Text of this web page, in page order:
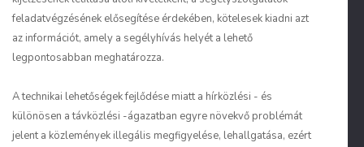
feladatvégzésének elősegítése érdekében, kötelesek kiadni azt
az információt, amely a segélyhívás helyét a lehető
legpontosabban meghatározza.
A technikai lehetőségek fejlődése miatt a hírközlési - és
különösen a távközlési -ágazatban egyre növekvő problémát
jelent a közlemények illegális megfigyelése, lehallgatása, ezért